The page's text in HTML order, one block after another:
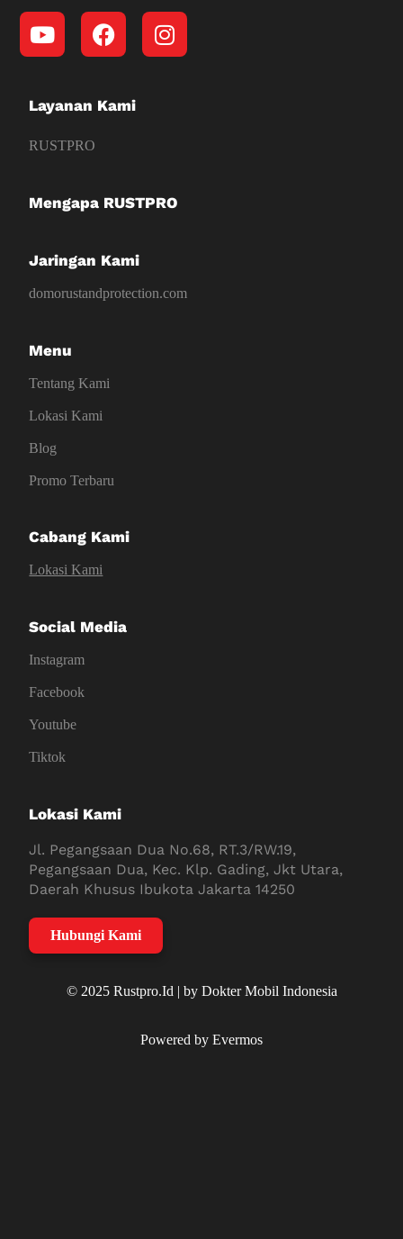
Layanan Kami
RUSTPRO
Mengapa RUSTPRO
Jaringan Kami
domorustandprotection.com
Menu
Tentang Kami
Lokasi Kami
Blog
Promo Terbaru
Cabang Kami
Lokasi Kami
Social Media
Instagram
Facebook
Youtube
Tiktok
Lokasi Kami
Jl. Pegangsaan Dua No.68, RT.3/RW.19,
Pegangsaan Dua, Kec. Klp. Gading, Jkt Utara,
Daerah Khusus Ibukota Jakarta 14250
Hubungi Kami
© 2025 Rustpro.Id | by Dokter Mobil Indonesia
Powered by Evermos